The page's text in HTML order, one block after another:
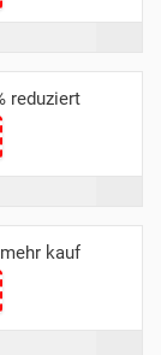
reduziert
kauf